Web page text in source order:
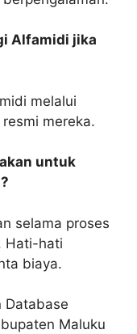
Alfamidi jika
melalui
mereka.
untuk
selama proses
Hati-hati
biaya.
Database
Maluku